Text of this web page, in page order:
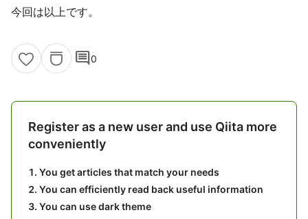
今回は以上です。
comment0
Register as a new user and use Qiita more
conveniently
You get articles that match your needs
You can efficiently read back useful information
You can use dark theme